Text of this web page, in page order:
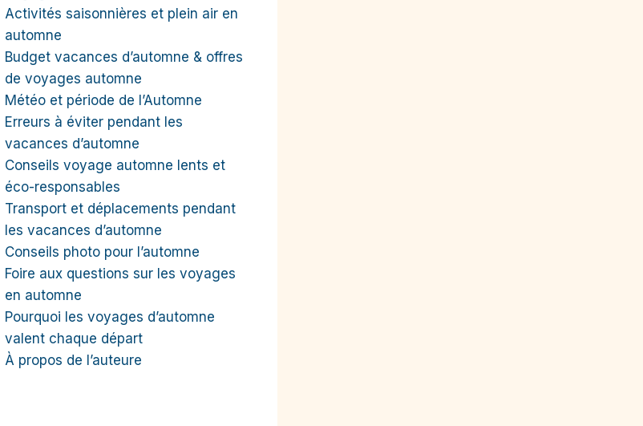
Activités saisonnières et plein air en
automne
Budget vacances d’automne & offres
de voyages automne
Météo et période de l’Automne
Erreurs à éviter pendant les
vacances d’automne
Conseils voyage automne lents et
éco-responsables
Transport et déplacements pendant
les vacances d’automne
Conseils photo pour l’automne
Foire aux questions sur les voyages
en automne
Pourquoi les voyages d’automne
valent chaque départ
À propos de l’auteure